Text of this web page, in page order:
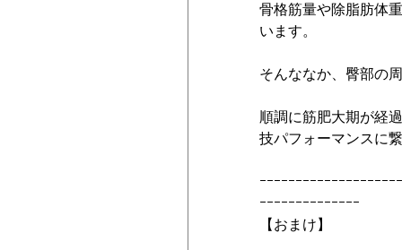
骨格筋量や除脂肪体
います。
そんななか、臀部の
順調に筋肥大期が経
技パフォーマンスに
ｰｰｰｰｰｰｰｰｰｰｰｰｰｰｰｰｰｰｰ
ｰｰｰｰｰｰｰｰｰｰｰｰｰｰ
【おまけ】